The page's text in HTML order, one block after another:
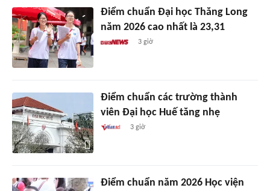
Điểm chuẩn Đại học Thăng Long
năm 2026 cao nhất là 23,31
3 giờ
Điểm chuẩn các trường thành
viên Đại học Huế tăng nhẹ
3 giờ
Điểm chuẩn năm 2026 Học viện